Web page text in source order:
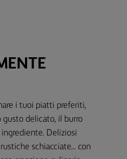
i tuoi piatti preferiti,
gusto delicato, il burro
Deliziosi
schiacciate... con